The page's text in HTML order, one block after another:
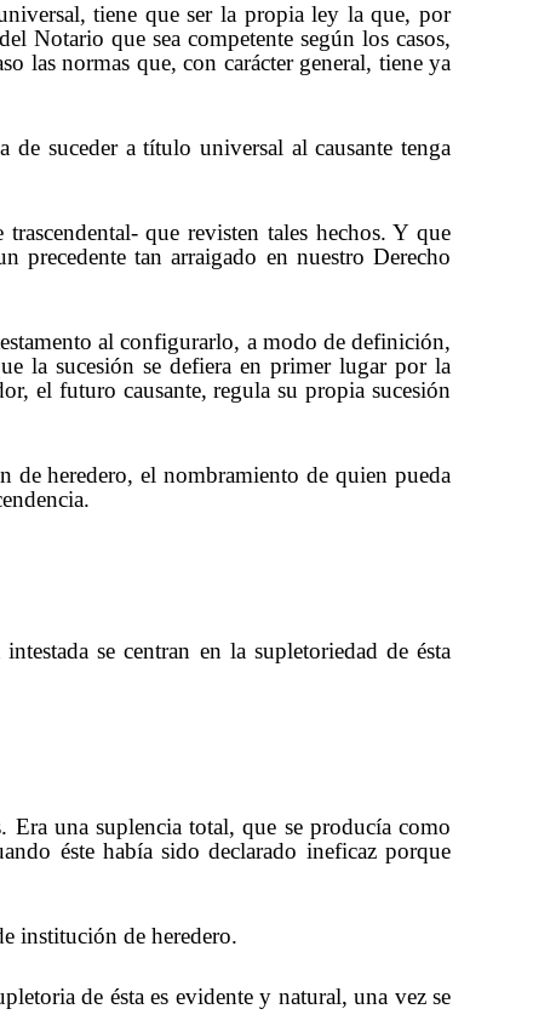
tiene que ser la propia ley la que, por
Notario que sea competente según los casos,
las normas que, con carácter general, tiene ya
suceder a título universal al causante tenga
que revisten tales hechos. Y que
precedente tan arraigado en nuestro Derecho
al configurarlo, a modo de definición,
la sucesión se defiera en primer lugar por la
el futuro causante, regula su propia sucesión
de heredero, el nombramiento de quien pueda
se centran en la supletoriedad de ésta
Era una suplencia total, que se producía como
éste había sido declarado ineficaz porque
institución de heredero.
de ésta es evidente y natural, una vez se